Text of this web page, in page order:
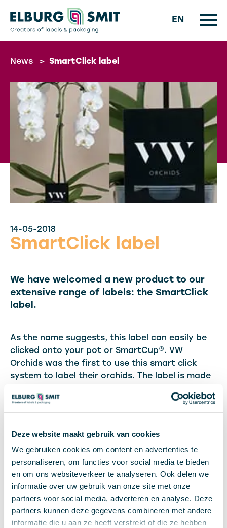
Deze website maakt gebruik van cookies
We gebruiken cookies om content en advertenties te
personaliseren, om functies voor social media te bieden
en om ons websiteverkeer te analyseren. Ook delen we
informatie over uw gebruik van onze site met onze
partners voor social media, adverteren en analyse. Deze
partners kunnen deze gegevens combineren met andere
informatie die u aan ze heeft verstrekt of die ze hebben
EN
News > SmartClick label
14-05-2018
SmartClick label
We have welcomed a new product to our
extensive range of labels: the SmartClick
label.
As the name suggests, this label can easily be
clicked onto your pot or SmartCup®. VW
Orchids was the first to use this smart click
system to label their orchids. The label is made
replacement for plastic. This label is an
especially smart move if sustainability is part of
the added value it can provide please request a
sample from your account manager or by
sending an e-mail toinfo@elburgsmit.com.
Prev Next